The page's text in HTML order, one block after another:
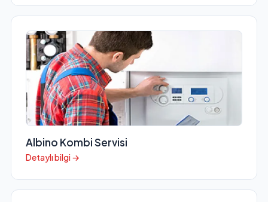
Albino Kombi Servisi
Detaylı bilgi →